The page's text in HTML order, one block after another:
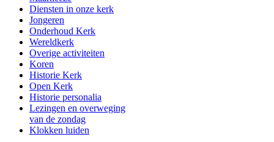
Diensten in onze kerk
Jongeren
Onderhoud Kerk
Wereldkerk
Overige activiteiten
Koren
Historie Kerk
Open Kerk
Historie personalia
Lezingen en overweging
van de zondag
Klokken luiden